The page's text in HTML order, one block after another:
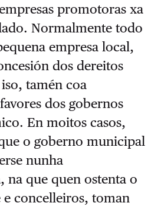
promotoras xa
Normalmente todo
empresa local,
dos dereitos
tamén coa
dos gobernos
En moitos casos,
o goberno municipal
nunha
na que quen ostenta o
concelleiros, toman